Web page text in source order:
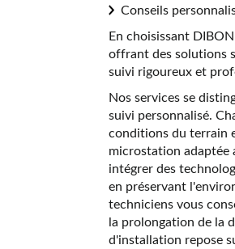
Conseils
En choisissant
offrant des solutions
suivi rigoureux et
Nos services se
suivi personnalisé.
conditions du terrain
microstation adaptée
intégrer des
en préservant
techniciens vous
la prolongation de la
d'installation repose